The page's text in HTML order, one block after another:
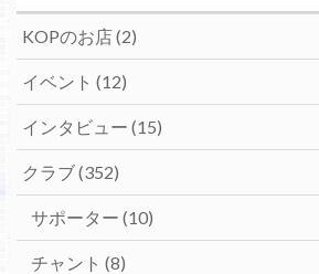
KOPのお店(2)
イベント (12)
インタビュー (15)
クラブ(352)
サポーター (10)
チャント (8)